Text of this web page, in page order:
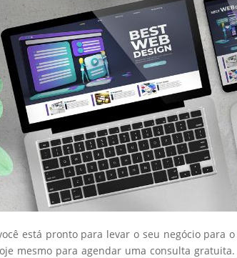
está pronto para levar o seu negócio para
mesmo para agendar uma consulta